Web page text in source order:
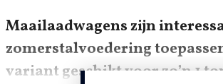
Maailaadwagens zijn
zomerstalvoedering
variant geschikt voor zo’n 1